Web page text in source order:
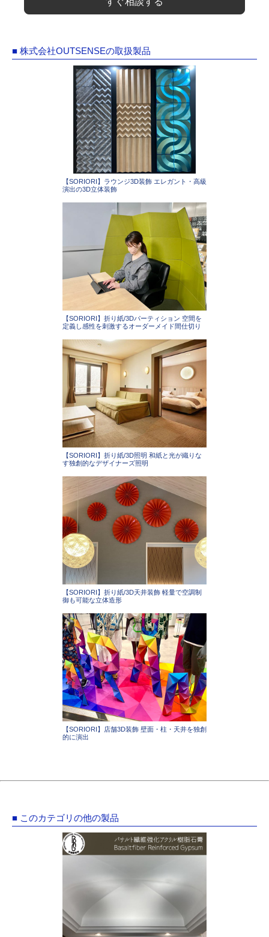
■ 株式会社OUTSENSEの取扱製品
【SORIORI】ラウンジ3D装飾 エレガント・高級
演出の3D立体装飾
【SORIORI】折り紙/3Dパーティション 空間を
定義し感性を刺激するオーダーメイド間仕切り
【SORIORI】折り紙/3D照明 和紙と光が織りな
す独創的なデザイナーズ照明
【SORIORI】折り紙/3D天井装飾 軽量で空調制
御も可能な立体造形
【SORIORI】店舗3D装飾 壁面・柱・天井を独創
的に演出
■ このカテゴリの他の製品